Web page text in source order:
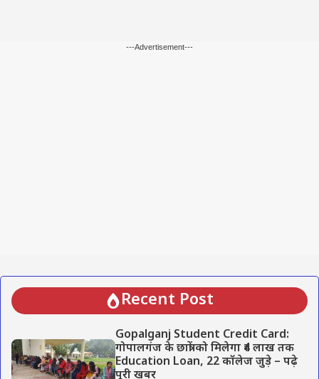
---Advertisement---
Recent Post
Gopalganj Student Credit Card:
गोपालगंज के छात्रों को मिलेगा ₹4 लाख तक
Education Loan, 22 कॉलेज जुड़े – पढ़े
पूरी खबर